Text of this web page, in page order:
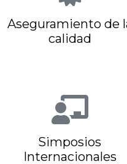
Aseguramiento de
calidad
Simposios
Internacionales